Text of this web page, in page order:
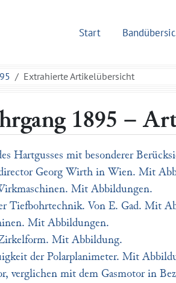
Start
Extrahierte Artikelübersicht
1895 –
Hartgusses mit besonderer
Georg Wirth in Wien. Mit
Mit Abbildungen.
Tiefbohrtechnik. Von E. Gad. Mit
Mit Abbildungen.
Mit Abbildung.
der Polarplanimeter. Mit
verglichen mit dem Gasmotor in